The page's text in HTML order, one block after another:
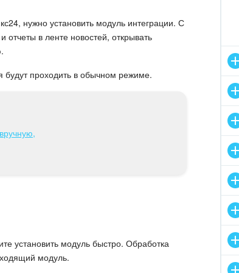
нужно установить модуль интеграции. С
в ленте новостей, открывать
проходить в обычном режиме.
установить модуль быстро. Обработка
модуль.